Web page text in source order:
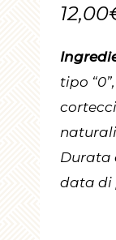
12,00
tipo
Durata
data di